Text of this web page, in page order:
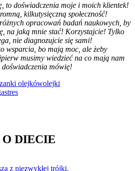
to doświadczenia moje i moich klientek!
kilkutysięczną społeczność!
opracowań badań naukowych, by
na jaką mnie stać! Korzystajcie! Tylko
nie diagnozujcie się sami!
wsparcia, bo mają moc, ale żeby
musimy wiedzieć na co mają nam
doświadczenia mówię!
olejkówolejki
stres
O DIECIE
z niezwykłej trójki.